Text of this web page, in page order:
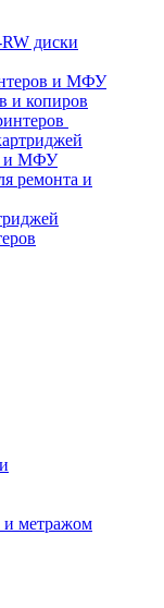
диски
и МФУ
и копиров
и МФУ
ремонта и
и метражом